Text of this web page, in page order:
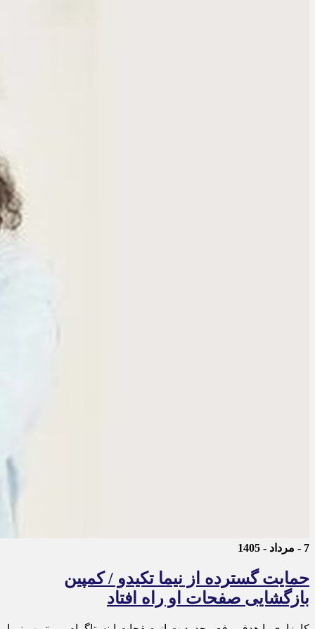
7 - مرداد - 1405
حمایت گسترده از نیما تکیدو / کمپین
بازگشایی صفحات او راه افتاد